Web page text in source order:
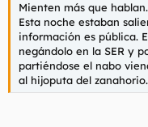
Mienten más que hablan.
Esta noche estaban
información es pública.
negándolo en la SER y
partiéndose el nabo
al hijoputa del zanahorio.